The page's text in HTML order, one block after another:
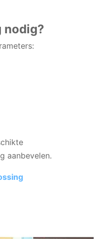
nodig?
aanbevelen.